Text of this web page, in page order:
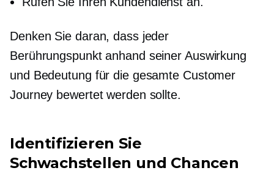
Denken Sie daran, dass jeder
Berührungspunkt anhand seiner Auswirkung
und Bedeutung für die gesamte Customer
Journey bewertet werden sollte.
Identifizieren Sie
Schwachstellen und Chancen